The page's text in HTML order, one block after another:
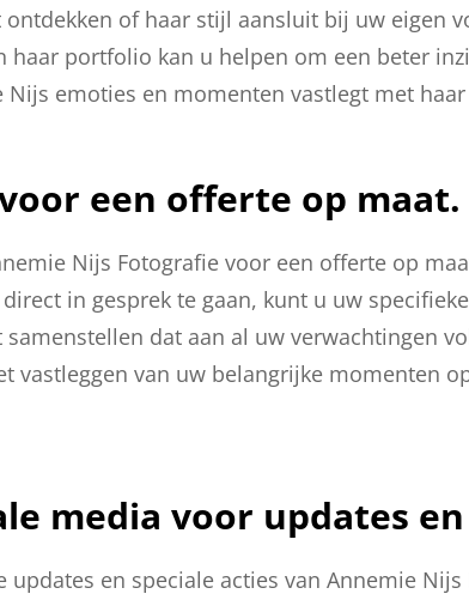
of haar stijl aansluit bij uw eigen
haar portfolio kan u helpen om een beter
emoties en momenten vastlegt met
een offerte op maat.
Nijs Fotografie voor een offerte op
in gesprek te gaan, kunt u uw
dat aan al uw verwachtingen
vastleggen van uw belangrijke momenten
media voor updates
en speciale acties van Annemie